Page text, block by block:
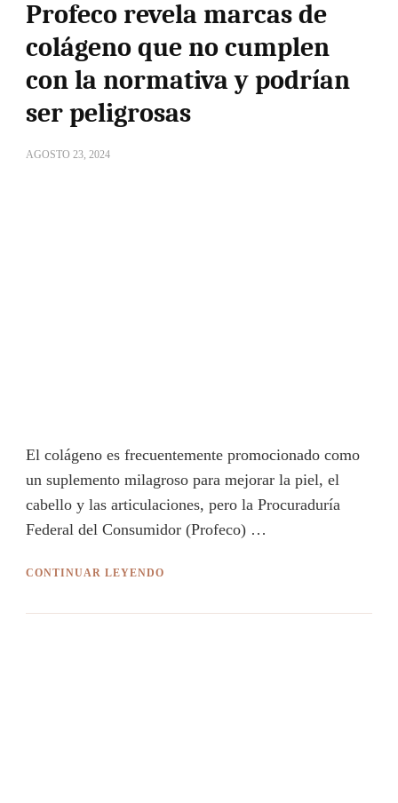
Profeco revela marcas de
colágeno que no cumplen
con la normativa y podrían
ser peligrosas
AGOSTO 23, 2024
El colágeno es frecuentemente promocionado como
un suplemento milagroso para mejorar la piel, el
cabello y las articulaciones, pero la Procuraduría
Federal del Consumidor (Profeco) …
CONTINUAR LEYENDO